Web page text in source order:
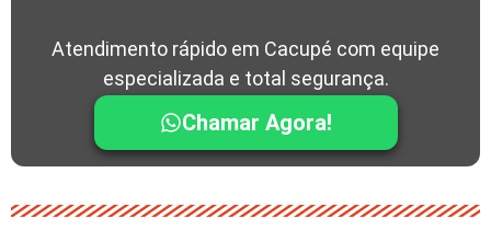
Atendimento rápido em Cacupé com equipe
especializada e total segurança.
Chamar Agora!